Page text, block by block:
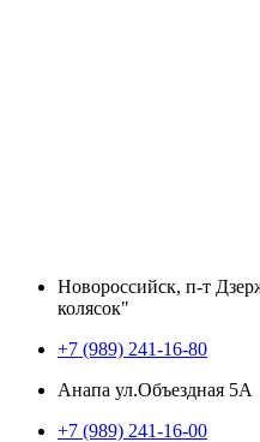
Новороссийск, п-т
колясок"
+7 (989) 241-16-80
Анапа ул.Объездная 5А
+7 (989) 241-16-00